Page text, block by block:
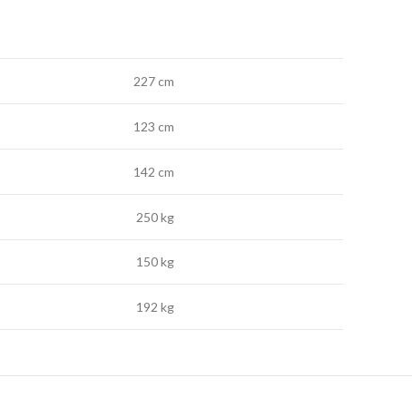
227 cm
123 cm
142 cm
250 kg
150 kg
192 kg